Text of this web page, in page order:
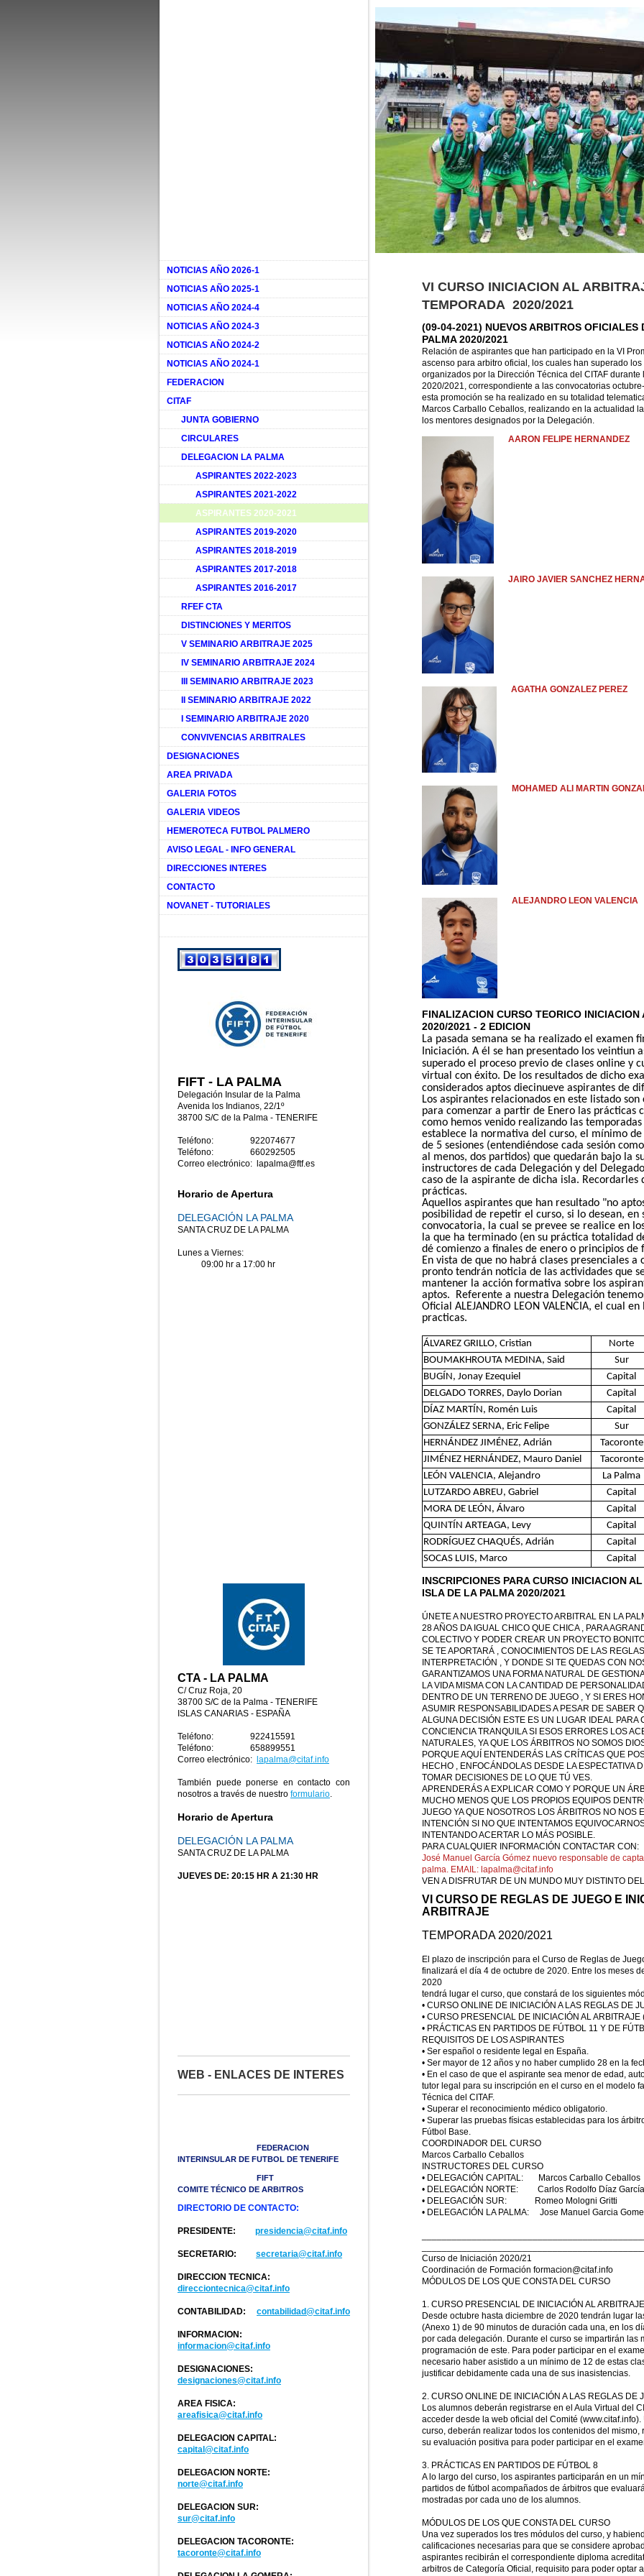
VI CURSO INICIACION AL
TEMPORADA 2020/2021
(09-04-2021) NUEVOS ARBITROS OFICIALES
PALMA 2020/2021
Relación de aspirantes que han participado en la VI
ascenso para arbitro oficial, los cuales han superado
organizados por la Dirección Técnica del CITAF
2020/2021, correspondiente a las convocatorias
esta promoción se ha realizado en su totalidad
Marcos Carballo Ceballos, realizando en la actualidad
los mentores designados por la Delegación.
AARON FELIPE HERNANDEZ
JAIRO JAVIER SANCHEZ
AGATHA GONZALEZ PEREZ
MOHAMED ALI MARTIN
ALEJANDRO LEON VALENCIA
FINALIZACION CURSO TEORICO
2020/2021 - 2 EDICION
La pasada semana se ha realizado el examen
Iniciación. A él se han presentado los veintiun
superado el proceso previo de clases online y
virtual con éxito. De los resultados de dicho
considerados aptos diecinueve aspirantes de
Los aspirantes relacionados en este listado son
para comenzar a partir de Enero las prácticas
como hemos venido realizando las
establece la normativa del curso, el mínimo
de 5 sesiones (entendiéndose cada sesión
al menos, dos partidos) que quedarán bajo la
instructores de cada Delegación y del
caso de la aspirante de dicha isla. Recordarles
prácticas.
Aquellos aspirantes que han resultado "no
posibilidad de repetir el curso, si lo desean, en
convocatoria, la cual se prevee se realice en
la que ha terminado (en su práctica totalidad
dé comienzo a finales de enero o principios de
En vista de que no habrá clases presenciales
pronto tendrán noticia de las actividades que
mantener la acción formativa sobre los
aptos. Referente a nuestra Delegación
Oficial ALEJANDRO LEON VALENCIA, el cual
practicas.
ÁLVAREZ GRILLO, Cristian
Norte
BOUMAKHROUTA MEDINA, Said
Sur
BUGÍN, Jonay Ezequiel
Capital
DELGADO TORRES, Daylo Dorian
Capital
DÍAZ MARTÍN, Romén Luis
Capital
GONZÁLEZ SERNA, Eric Felipe
Sur
HERNÁNDEZ JIMÉNEZ, Adrián
Tacoronte
JIMÉNEZ HERNÁNDEZ, Mauro Daniel
Tacoronte
LEÓN VALENCIA, Alejandro
La Palma
LUTZARDO ABREU, Gabriel
Capital
MORA DE LEÓN, Álvaro
Capital
QUINTÍN ARTEAGA, Levy
Capital
RODRÍGUEZ CHAQUÉS, Adrián
Capital
SOCAS LUIS, Marco
Capital
INSCRIPCIONES PARA CURSO INICIACION
ISLA DE LA PALMA 2020/2021
ÚNETE A NUESTRO PROYECTO ARBITRAL EN LA
28 AÑOS DA IGUAL CHICO QUE CHICA , PARA
COLECTIVO Y PODER CREAR UN PROYECTO
SE TE APORTARÁ , CONOCIMIENTOS DE LAS
INTERPRETACIÓN , Y DONDE SI TE QUEDAS CON
GARANTIZAMOS UNA FORMA NATURAL DE
LA VIDA MISMA CON LA CANTIDAD DE
DENTRO DE UN TERRENO DE JUEGO , Y SI ERES
ASUMIR RESPONSABILIDADES A PESAR DE SABER
ALGUNA DECISIÓN ESTE ES UN LUGAR IDEAL PARA
CONCIENCIA TRANQUILA SI ESOS ERRORES LOS
NATURALES, YA QUE LOS ÁRBITROS NO SOMOS
PORQUE AQUÍ ENTENDERÁS LAS CRÍTICAS QUE
HECHO , ENFOCÁNDOLAS DESDE LA ESPECTATIVA
TOMAR DECISIONES DE LO QUE TÚ VES.
APRENDERÁS A EXPLICAR COMO Y PORQUE UN
MUCHO MENOS QUE LOS PROPIOS EQUIPOS
JUEGO YA QUE NOSOTROS LOS ÁRBITROS NO NOS
INTENCIÓN SI NO QUE INTENTAMOS
INTENTANDO ACERTAR LO MÁS POSIBLE.
PARA CUALQUIER INFORMACIÓN CONTACTAR CON:
José Manuel García Gómez nuevo responsable de
palma. EMAIL: lapalma@citaf.info
VEN A DISFRUTAR DE UN MUNDO MUY DISTINTO
VI CURSO DE REGLAS DE JUEGO E
ARBITRAJE
TEMPORADA 2020/2021
El plazo de inscripción para el Curso de Reglas de
finalizará el día 4 de octubre de 2020. Entre los meses
2020
tendrá lugar el curso, que constará de los siguientes
• CURSO ONLINE DE INICIACIÓN A LAS REGLAS DE
• CURSO PRESENCIAL DE INICIACIÓN AL
• PRÁCTICAS EN PARTIDOS DE FÚTBOL 11 Y DE
REQUISITOS DE LOS ASPIRANTES
• Ser español o residente legal en España.
• Ser mayor de 12 años y no haber cumplido 28 en la
• En el caso de que el aspirante sea menor de edad,
tutor legal para su inscripción en el curso en el modelo
Técnica del CITAF.
• Superar el reconocimiento médico obligatorio.
• Superar las pruebas físicas establecidas para los
Fútbol Base.
COORDINADOR DEL CURSO
Marcos Carballo Ceballos
INSTRUCTORES DEL CURSO
• DELEGACIÓN CAPITAL: Marcos Carballo Ceballos
• DELEGACIÓN NORTE: Carlos Rodolfo Díaz García
• DELEGACIÓN SUR: Romeo Mologni Gritti
• DELEGACIÓN LA PALMA: Jose Manuel Garcia
Curso de Iniciación 2020/21
Coordinación de Formación formacion@citaf.info
MÓDULOS DE LOS QUE CONSTA DEL CURSO
1. CURSO PRESENCIAL DE INICIACIÓN AL ARBITRAJE
Desde octubre hasta diciembre de 2020 tendrán lugar
(Anexo 1) de 90 minutos de duración cada una, en los
por cada delegación. Durante el curso se impartirán las
programación de este. Para poder participar en el
necesario haber asistido a un mínimo de 12 de estas
justificar debidamente cada una de sus inasistencias.
2. CURSO ONLINE DE INICIACIÓN A LAS REGLAS DE
Los alumnos deberán registrarse en el Aula Virtual del
acceder desde la web oficial del Comité
curso, deberán realizar todos los contenidos del
su evaluación positiva para poder participar en el
3. PRÁCTICAS EN PARTIDOS DE FÚTBOL 8
A lo largo del curso, los aspirantes participarán en un
partidos de fútbol acompañados de árbitros que
mostradas por cada uno de los alumnos.
MÓDULOS DE LOS QUE CONSTA DEL CURSO
Una vez superados los tres módulos del curso, y
calificaciones necesarias para que se considere
aspirantes recibirán el correspondiente diploma
arbitros de Categoría Oficial, requisito para poder optar
NOTICIAS AÑO 2026-1
NOTICIAS AÑO 2025-1
NOTICIAS AÑO 2024-4
NOTICIAS AÑO 2024-3
NOTICIAS AÑO 2024-2
NOTICIAS AÑO 2024-1
FEDERACION
CITAF
JUNTA GOBIERNO
CIRCULARES
DELEGACION LA PALMA
ASPIRANTES 2022-2023
ASPIRANTES 2021-2022
ASPIRANTES 2020-2021
ASPIRANTES 2019-2020
ASPIRANTES 2018-2019
ASPIRANTES 2017-2018
ASPIRANTES 2016-2017
RFEF CTA
DISTINCIONES Y MERITOS
V SEMINARIO ARBITRAJE 2025
IV SEMINARIO ARBITRAJE 2024
III SEMINARIO ARBITRAJE 2023
II SEMINARIO ARBITRAJE 2022
I SEMINARIO ARBITRAJE 2020
CONVIVENCIAS ARBITRALES
DESIGNACIONES
AREA PRIVADA
GALERIA FOTOS
GALERIA VIDEOS
HEMEROTECA FUTBOL PALMERO
AVISO LEGAL - INFO GENERAL
DIRECCIONES INTERES
CONTACTO
NOVANET - TUTORIALES
FIFT - LA PALMA
Delegación Insular de la Palma
Avenida los Indianos, 22/1º
38700 S/C de la Palma - TENERIFE
Teléfono: 922074677
Teléfono: 660292505
Correo electrónico: lapalma@ftf.es
Horario de Apertura
DELEGACIÓN LA PALMA
SANTA CRUZ DE LA PALMA
Lunes a Viernes:
09:00 hr a 17:00 hr
CTA - LA PALMA
C/ Cruz Roja, 20
38700 S/C de la Palma - TENERIFE
ISLAS CANARIAS - ESPAÑA
Teléfono: 922415591
Teléfono: 658899551
Correo electrónico:
lapalma@citaf.info
También puede ponerse en contacto con
nosotros a través de nuestro formulario.
Horario de Apertura
DELEGACIÓN LA PALMA
SANTA CRUZ DE LA PALMA
JUEVES DE: 20:15 HR A 21:30 HR
WEB - ENLACES DE INTERES
FEDERACION
INTERINSULAR DE FUTBOL DE TENERIFE
FIFT
COMITE TÉCNICO DE ARBITROS
DIRECTORIO DE CONTACTO:
PRESIDENTE: presidencia@citaf.info
SECRETARIO: secretaria@citaf.info
DIRECCION TECNICA:
direcciontecnica@citaf.info
CONTABILIDAD: contabilidad@citaf.info
INFORMACION:
informacion@citaf.info
DESIGNACIONES:
designaciones@citaf.info
AREA FISICA:
areafisica@citaf.info
DELEGACION CAPITAL:
capital@citaf.info
DELEGACION NORTE:
norte@citaf.info
DELEGACION SUR:
sur@citaf.info
DELEGACION TACORONTE:
tacoronte@citaf.info